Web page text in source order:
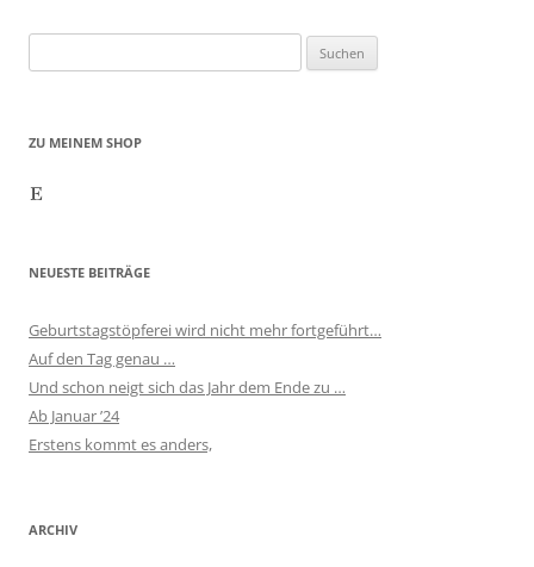
nach:
ZU MEINEM SHOP
Etsy
NEUESTE BEITRÄGE
Geburtstagstöpferei wird nicht mehr fortgeführt…
Auf den Tag genau …
Und schon neigt sich das Jahr dem Ende zu …
Ab Januar ’24
Erstens kommt es anders,
ARCHIV